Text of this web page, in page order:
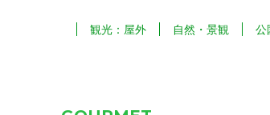
の「標本園」とハナショウブの改良過
公園